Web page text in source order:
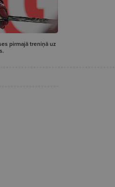
pirmajā treniņā uz